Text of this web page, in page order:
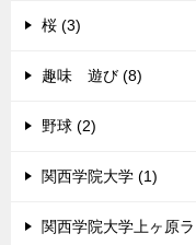
桜 (3)
趣味 遊び (8)
野球 (2)
関西学院大学 (1)
関西学院大学上ヶ原